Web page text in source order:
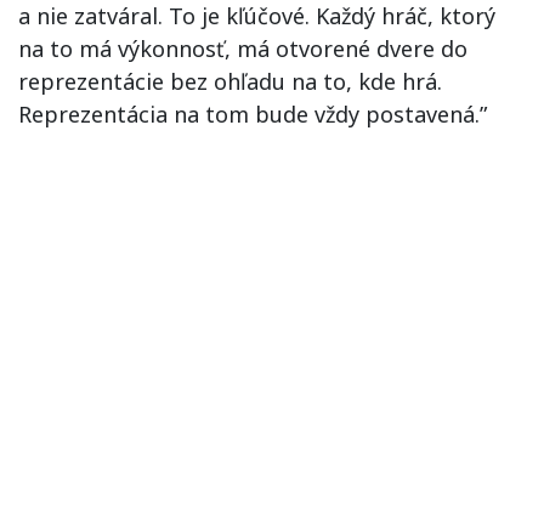
a nie zatváral. To je kľúčové. Každý hráč, ktorý
na to má výkonnosť, má otvorené dvere do
reprezentácie bez ohľadu na to, kde hrá.
Reprezentácia na tom bude vždy postavená.”